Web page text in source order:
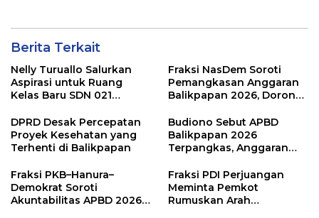
Berita Terkait
Nelly Turuallo Salurkan
Aspirasi untuk Ruang
Kelas Baru SDN 021
Fraksi NasDem Soroti
Pemangkasan Anggaran
Balikpapan 2026, Dorong
Publik
DPRD Desak Percepatan
Proyek Kesehatan yang
Terhenti di Balikpapan
Budiono Sebut APBD
Balikpapan 2026
Terpangkas, Anggaran
Fraksi PKB–Hanura–
Demokrat Soroti
Akuntabilitas APBD 2026
Fraksi PDI Perjuangan
Meminta Pemkot
Rumuskan Arah